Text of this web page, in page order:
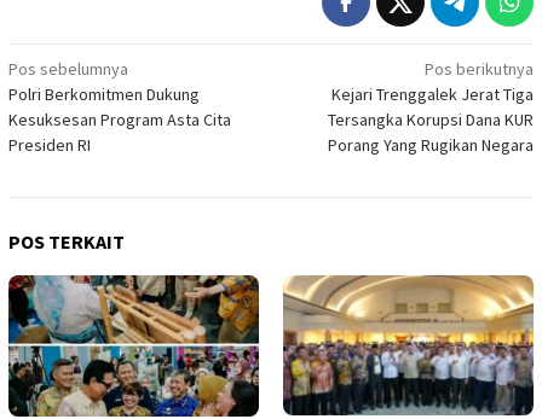
Navigasi
pos
Pos sebelumnya
Polri Berkomitmen Dukung
Kesuksesan Program Asta Cita
Presiden RI
Pos berikutnya
Kejari Trenggalek Jerat Tiga
Tersangka Korupsi Dana KUR
Porang Yang Rugikan Negara
POS TERKAIT